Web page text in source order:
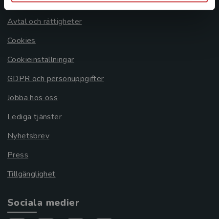
Om oss
Avtal och rättigheter
Cookies
Cookieinställningar
GDPR och personuppgifter
Jobba hos oss
Lediga tjänster
Nyhetsbrev
Press
Tillgänglighet
Sociala medier